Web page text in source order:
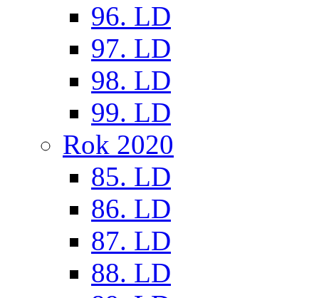
96. LD
97. LD
98. LD
99. LD
Rok 2020
85. LD
86. LD
87. LD
88. LD